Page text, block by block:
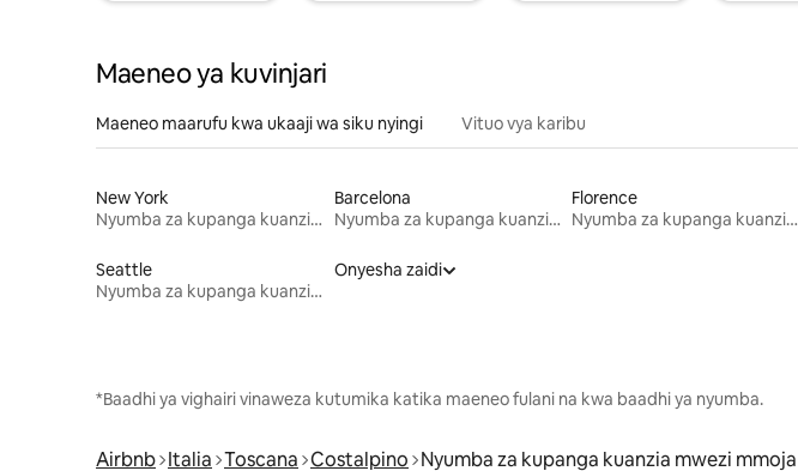
Maeneo ya kuvinjari
Maeneo maarufu kwa ukaaji wa siku nyingi Vituo vya karibu
New York
Nyumba za kupanga kuanzia mwezi mmoja
Barcelona
Nyumba za kupanga kuanzia mwezi mmoja
Florence
Nyumba za kupanga kuanzia mwezi mmoja
Seattle
Nyumba za kupanga kuanzia mwezi mmoja
Onyesha zaidi
*Baadhi ya vighairi vinaweza kutumika katika maeneo fulani na kwa baadhi ya nyumba.
Airbnb Italia Toscana Costalpino Nyumba za kupanga kuanzia mwezi mmoja